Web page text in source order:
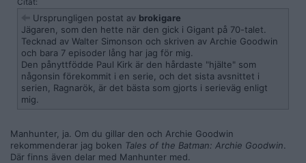
Citat:
Ursprungligen postat av brokigare
Jägaren, som den hette när den gick i Gigant på 70-talet.
Tecknad av Walter Simonson och skriven av Archie Goodwin
och bara 7 episoder lång har jag för mig.
Den pånyttfödde Paul Kirk är den hårdaste "hjälte" som
någonsin förekommit i en serie, och det sista avsnittet i
serien, Ragnarök, är det bästa som gjorts i serieväg enligt
mig.
Manhunter, ja. Om du gillar den och Archie Goodwin
rekommenderar jag boken Tales of the Batman: Archie Goodwin.
Där finns även delar med Manhunter med.